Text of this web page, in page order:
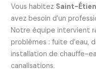
Vous habitez Saint-
avez besoin d’un
Notre équipe intervient
problèmes : fuite d’eau,
installation de chauffe-
canalisations.